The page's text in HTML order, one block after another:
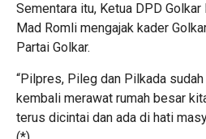
Sementara itu, Ketua DPD Golkar
Mad Romli mengajak kader
Partai Golkar.
“Pilpres, Pileg dan Pilkada
kembali merawat rumah besar
terus dicintai dan ada di hati